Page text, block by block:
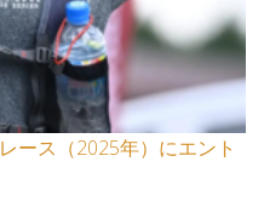
ース（2025年）にエント